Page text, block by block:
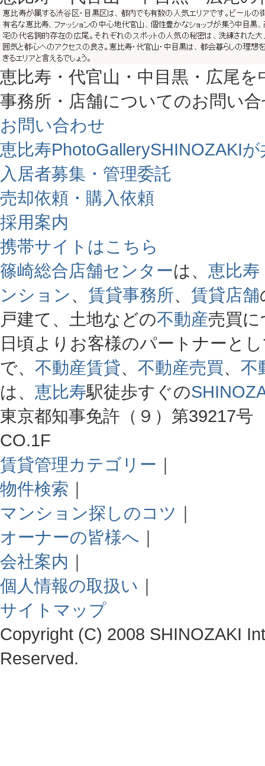
恵比寿・代官山・中目黒・広尾
事務所・店舗についてのお問い
お問い合わせ
恵比寿PhotoGallerySHINOZAKI
入居者募集・管理委託
売却依頼・購入依頼
採用案内
携帯サイトはこちら
篠崎総合店舗センターは、 恵比寿
ンション、 賃貸事務所、 賃貸店舗
戸建て、土地などの不動産売買
日頃よりお客様のパートナーと
で、 不動産賃貸、 不動産売買、 不
は、 恵比寿駅徒歩すぐの
東京都知事免許（９）第39217
CO.1F
賃貸管理カテゴリー ｜
物件検索 ｜
マンション探しのコツ ｜
オーナーの皆様へ ｜
会社案内 ｜
個人情報の取扱い ｜
サイトマップ
Copyright (C) 2008 SHINOZAKI
Reserved.